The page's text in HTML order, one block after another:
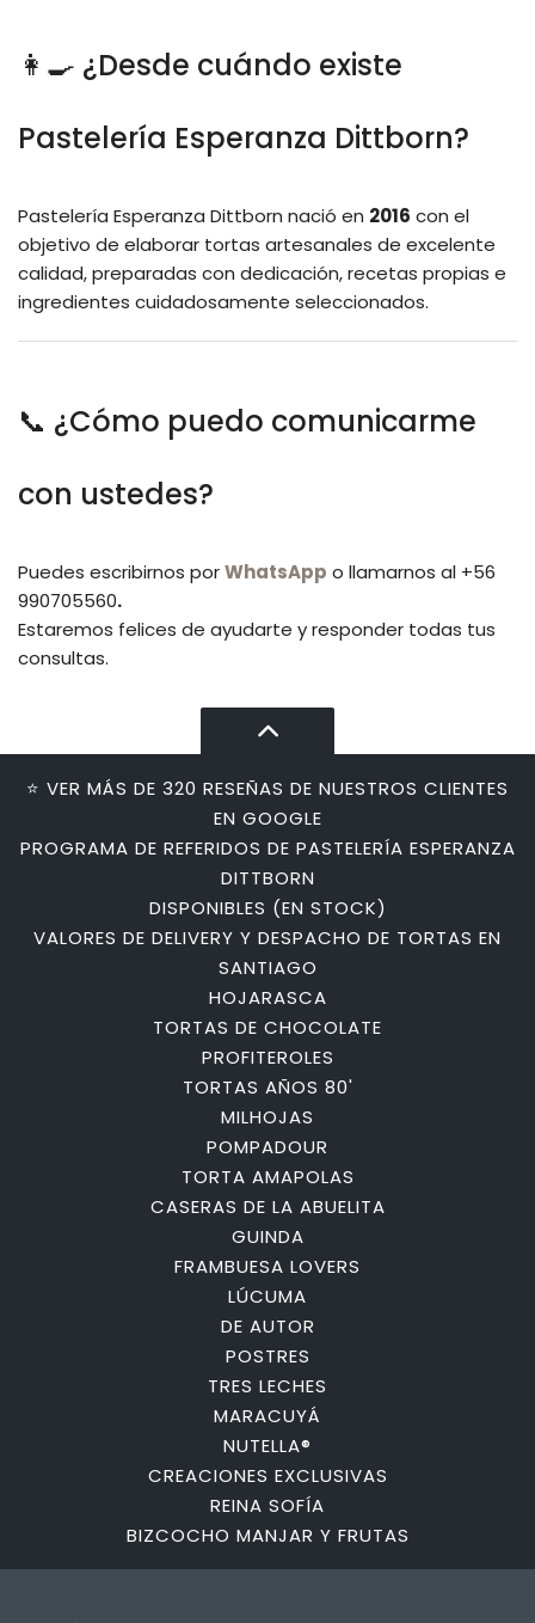
👩‍🍳 ¿Desde cuándo existe
Pastelería Esperanza Dittborn?
Pastelería Esperanza Dittborn nació en 2016 con el
objetivo de elaborar tortas artesanales de excelente
calidad, preparadas con dedicación, recetas propias e
ingredientes cuidadosamente seleccionados.
📞 ¿Cómo puedo comunicarme
con ustedes?
Puedes escribirnos porWhatsApp o llamarnos al +56
990705560.
Estaremos felices de ayudarte y responder todas tus
consultas.
⭐ VER MÁS DE 320 RESEÑAS DE NUESTROS CLIENTES
EN GOOGLE
PROGRAMA DE REFERIDOS DE PASTELERÍA ESPERANZA
DITTBORN
DISPONIBLES (EN STOCK)
VALORES DE DELIVERY Y DESPACHO DE TORTAS EN
SANTIAGO
HOJARASCA
TORTAS DE CHOCOLATE
PROFITEROLES
TORTAS AÑOS 80'
MILHOJAS
POMPADOUR
TORTA AMAPOLAS
CASERAS DE LA ABUELITA
GUINDA
FRAMBUESA LOVERS
LÚCUMA
DE AUTOR
POSTRES
TRES LECHES
MARACUYÁ
NUTELLA®
CREACIONES EXCLUSIVAS
REINA SOFÍA
BIZCOCHO MANJAR Y FRUTAS